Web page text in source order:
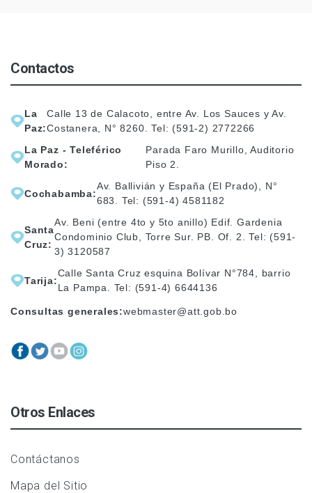
Contactos
La
Paz:
Calle 13 de Calacoto, entre Av. Los Sauces y Av.
Costanera, N° 8260. Tel: (591-2) 2772266
La Paz - Teleférico
Morado:
Parada Faro Murillo, Auditorio
Piso 2.
Cochabamba:
Av. Ballivián y España (El Prado), N°
683. Tel: (591-4) 4581182
Santa
Cruz:
Av. Beni (entre 4to y 5to anillo) Edif. Gardenia
Condominio Club, Torre Sur. PB. Of. 2. Tel: (591-
3) 3120587
Tarija:
Calle Santa Cruz esquina Bolívar N°784, barrio
La Pampa. Tel: (591-4) 6644136
Consultas generales:webmaster@att.gob.bo
Otros Enlaces
Contáctanos
Mapa del Sitio